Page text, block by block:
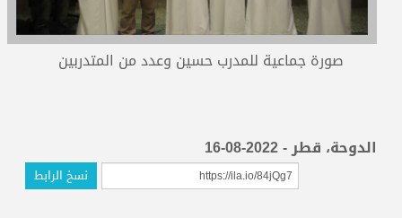
صورة جماعية للمدرب حسين وعدد من المتدربين
الدوحة، قطر - 2022-08-16
نسخ الرابط